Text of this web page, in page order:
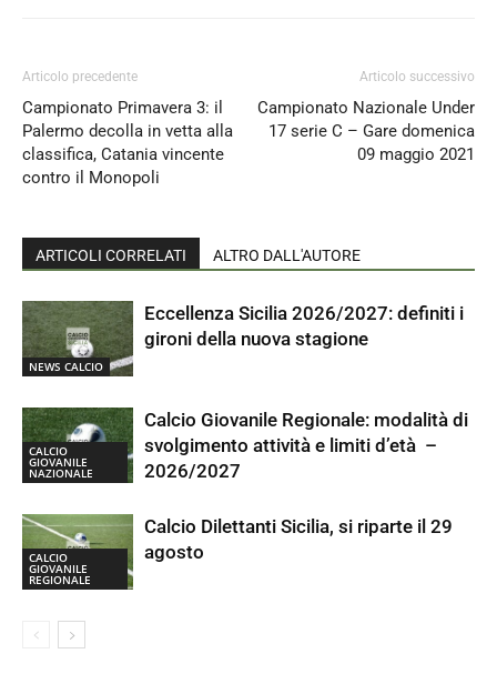
Articolo precedente
Campionato Primavera 3: il
Palermo decolla in vetta alla
classifica, Catania vincente
contro il Monopoli
Articolo successivo
Campionato Nazionale Under
17 serie C – Gare domenica
09 maggio 2021
ARTICOLI CORRELATI ALTRO DALL'AUTORE
NEWS CALCIO
Eccellenza Sicilia 2026/2027: definiti i
gironi della nuova stagione
CALCIO
GIOVANILE
NAZIONALE
Calcio Giovanile Regionale: modalità di
svolgimento attività e limiti d’età –
2026/2027
CALCIO
GIOVANILE
REGIONALE
Calcio Dilettanti Sicilia, si riparte il 29
agosto